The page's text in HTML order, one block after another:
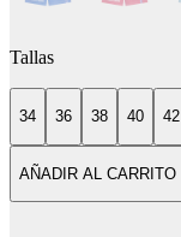
Tallas
34 36 38 40 42
AÑADIR AL CARRITO